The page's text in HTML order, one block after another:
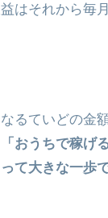
はそれから毎
るていどの金
おうちで稼げ
て大きな一歩で